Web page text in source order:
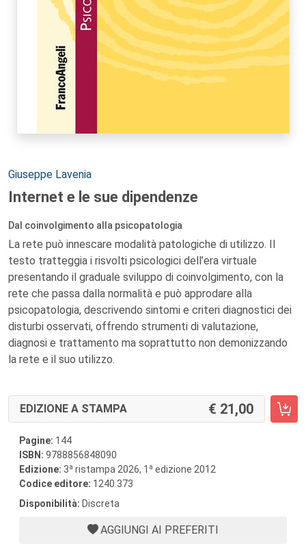
Autori:
Giuseppe Lavenia
Internet e le sue dipendenze
Dal coinvolgimento alla psicopatologia
La rete può innescare modalità patologiche di utilizzo. Il
testo tratteggia i risvolti psicologici dell’era virtuale
presentando il graduale sviluppo di coinvolgimento, con la
rete che passa dalla normalità e può approdare alla
psicopatologia, descrivendo sintomi e criteri diagnostici dei
disturbi osservati, offrendo strumenti di valutazione,
diagnosi e trattamento ma soprattutto non demonizzando
la rete e il suo utilizzo.
EDIZIONE A STAMPA 21,00
Pagine: 144
ISBN: 9788856848090
Edizione: 3a ristampa 2026, 1 a edizione 2012
Codice editore: 1240.373
Disponibilità: Discreta
AGGIUNGI AI PREFERITI